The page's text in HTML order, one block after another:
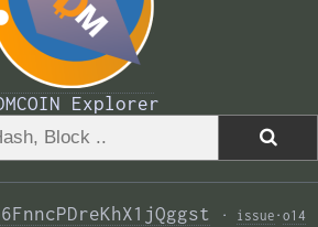
Explorer
· issue · o14